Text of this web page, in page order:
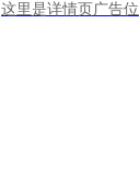
这里是详情页广告位